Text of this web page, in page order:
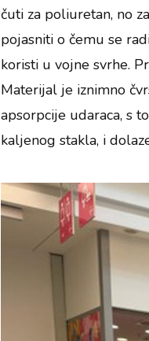
čuti za poliuretan, no
pojasniti o čemu se
koristi u vojne svrhe.
Materijal je iznimno
apsorpcije udaraca, s
kaljenog stakla, i